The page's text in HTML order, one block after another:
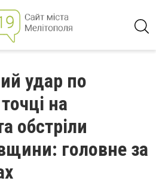
удар по
на
обстріли
головне за